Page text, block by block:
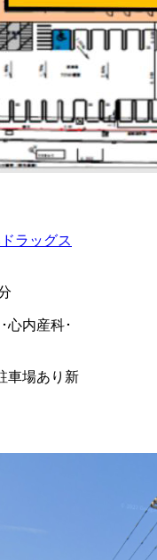
ラッグス
心内産科･
車場あり 新